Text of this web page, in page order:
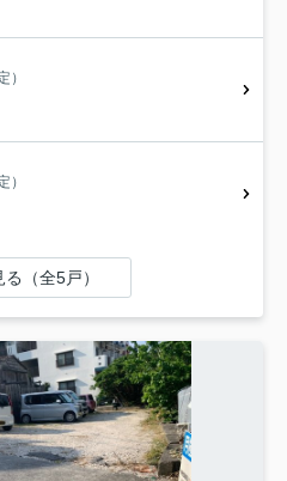
）
）
（全5戸）